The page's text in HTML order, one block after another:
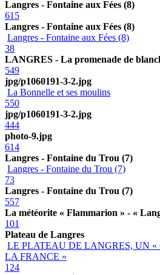
Langres - Fontaine aux Fées (8)
615
Langres - Fontaine aux Fées (8)
Langres - Fontaine aux Fées (8)
38
LANGRES - La promenade de
549
jpg/p1060191-3-2.jpg
La Bonnelle et ses moulins
550
jpg/p1060191-3-2.jpg
444
photo-9.jpg
614
Langres - Fontaine du Trou (7)
Langres - Fontaine du Trou (7)
73
Langres - Fontaine du Trou (7)
557
La météorite « Flammarion » - «
101
Plateau de Langres
LE PLATEAU DE LANGRES, UN
LA FRANCE »
124